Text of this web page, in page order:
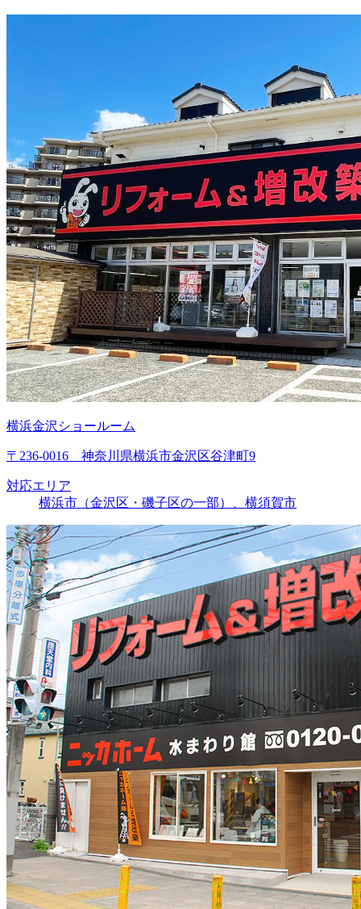
横浜金沢ショールーム
〒236-0016 神奈川県横浜市金沢区谷津町9
対応エリア
横浜市（金沢区・磯子区の一部）、横須賀市